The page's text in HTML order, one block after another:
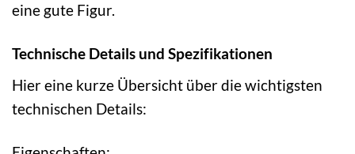
eine gute Figur.
Technische Details und Spezifikationen
Hier eine kurze Übersicht über die wichtigsten
technischen Details: